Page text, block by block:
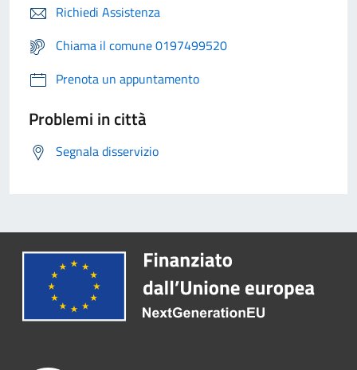
Richiedi Assistenza
Chiama il comune 0197499520
Prenota un appuntamento
Problemi in città
Segnala disservizio